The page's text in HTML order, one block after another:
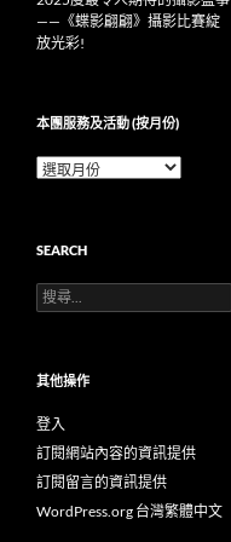
——《蝶影翩翩》攝影比賽綻
放光彩!
本團服務及活動 (按月份)
本
及
動
(按
SEARCH
搜
尋
字:
其他操作
登入
訂閱網站內容的資訊提供
訂閱留言的資訊提供
WordPress.org 台灣繁體中文